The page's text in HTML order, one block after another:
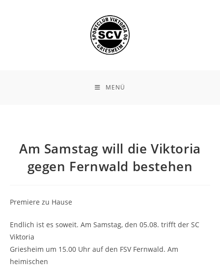
MENÜ
Am Samstag will die Viktoria
gegen Fernwald bestehen
Premiere zu Hause
Endlich ist es soweit. Am Samstag, den 05.08. trifft der SC
Viktoria
Griesheim um 15.00 Uhr auf den FSV Fernwald. Am
heimischen